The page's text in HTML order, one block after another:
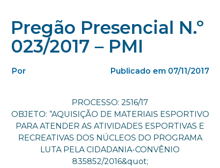
Pregão Presencial N.º
023/2017 – PMI
Por Publicado em 07/11/2017
PROCESSO: 2516/17
OBJETO: “AQUISIÇÃO DE MATERIAIS ESPORTIVO
PARA ATENDER AS ATIVIDADES ESPORTIVAS E
RECREATIVAS DOS NÚCLEOS DO PROGRAMA
LUTA PELA CIDADANIA-CONVÊNIO
835852/2016&quot;